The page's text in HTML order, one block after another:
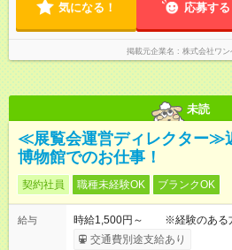
気になる！ 応募する
掲載元企業名 株式会社ワ
未読
≪展覧会運営ディレクター≫
博物館でのお仕事！
契約社員 職種未経験OK ブランクOK
給与
時給1,500円～ ※経験のある
交通費別途支給あり